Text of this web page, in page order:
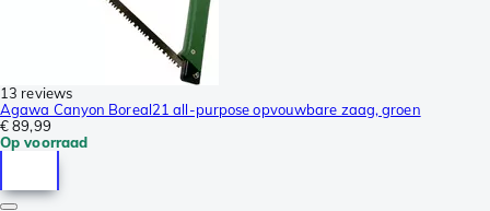
13 reviews
Agawa Canyon Boreal21 all-purpose opvouwbare zaag, groen
€ 89,99
Op voorraad